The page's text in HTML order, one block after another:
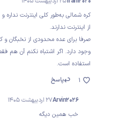
کره شمالی به‌طور کلی اینترنت
از اینترنت ندارند.
صرفا برای عده محدودی از نخبگان و
وجود دارد. اگر اشتباه نکنم آن هم
استفاده است.
پاسخ
1
Arvin202627 اردیبهشت 1405
خب همین دیگه